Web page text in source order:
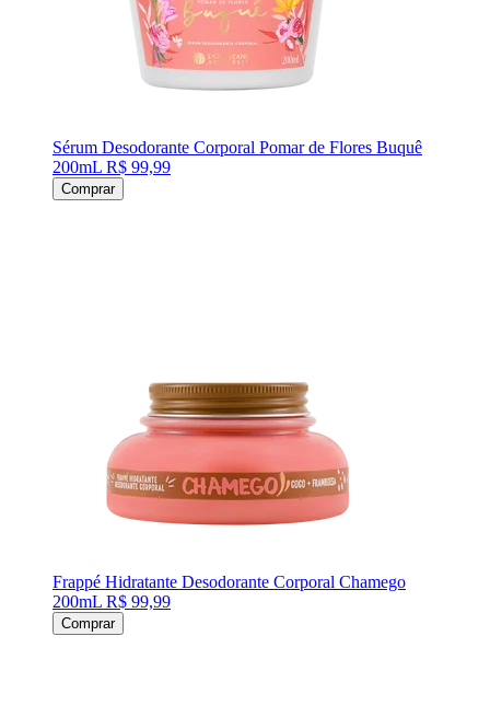
Sérum Desodorante Corporal Pomar de Flores Buquê
200mL R$ 99,99
Comprar
Frappé Hidratante Desodorante Corporal Chamego
200mL R$ 99,99
Comprar